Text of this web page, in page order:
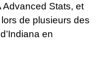
Advanced Stats, et
de plusieurs des
en